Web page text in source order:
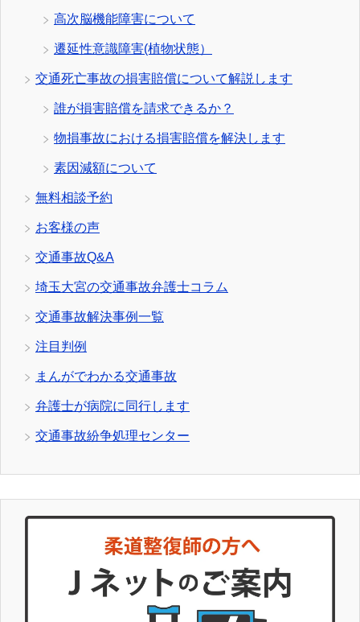
高次脳機能障害について
遷延性意識障害(植物状態）
交通死亡事故の損害賠償について解説します
誰が損害賠償を請求できるか？
物損事故における損害賠償を解決します
素因減額について
無料相談予約
お客様の声
交通事故Q&A
埼玉大宮の交通事故弁護士コラム
交通事故解決事例一覧
注目判例
まんがでわかる交通事故
弁護士が病院に同行します
交通事故紛争処理センター